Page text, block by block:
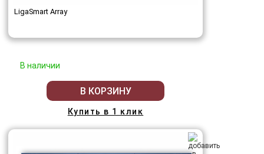
LigaSmart Array
В наличии
В КОРЗИНУ
Купить в 1 клик